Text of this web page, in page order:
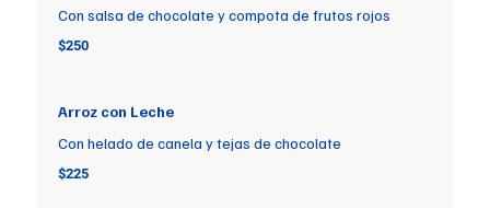
Con salsa de chocolate y compota de frutos rojos
$250
Arroz con Leche
Con helado de canela y tejas de chocolate
$225